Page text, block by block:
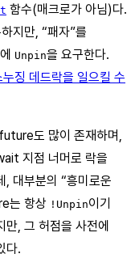
함수(매크로가 아님)다.
지만, “패자”를
Unpin을 요구한다.
징 데드락을 일으킬 수
future도 많이 존재하며,
지점 너머로 락을
, 대부분의 “흥미로운
는 항상 !Unpin이기
만, 그 허점을 사전에
다.